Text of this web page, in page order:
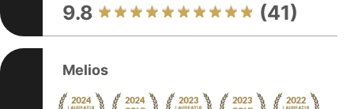
9.8 (41)
Melios